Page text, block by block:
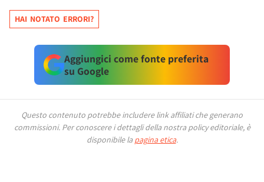
HAI NOTATO ERRORI?
Aggiungici come fonte preferita
su Google
Questo contenuto potrebbe includere link affiliati che generano
commissioni. Per conoscere i dettagli della nostra policy editoriale, è
disponibile la pagina etica.